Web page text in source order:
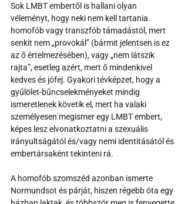
Sok LMBT embertől is hallani olyan
véleményt, hogy neki nem kell tartania
homofób vagy transzfób támadástól, mert
senkit nem „provokál” (bármit jelentsen is ez
az ő értelmezésében), vagy „nem látszik
rajta”, esetleg azért, mert ő mindenkivel
kedves és jófej. Gyakori tévképzet, hogy a
gyűlölet-bűncselekményeket mindig
ismeretlenek követik el, mert ha valaki
személyesen megismer egy LMBT embert,
képes lesz elvonatkoztatni a szexuális
irányultságától és/vagy nemi identitásától és
embertársaként tekinteni rá.
A homofób szomszéd azonban ismerte
Normundsot és párját, hiszen régebb óta egy